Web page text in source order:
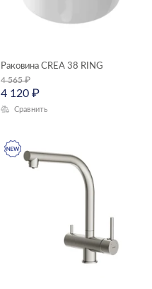
Раковина CREA 38 RING
4 565₽
4 120 ₽
Сравнить